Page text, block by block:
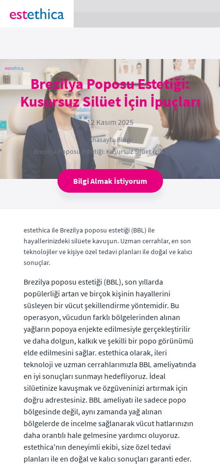
section Service {
Brezilya Poposu Estetiği:
Kusursuz Silüet İçin İpuçları
12 Kasım 2025
Anasayfa›Blog›
Brezilya Poposu Estetiği: Kusursuz Silüet İçin İpuçları
Bilgi Almak İstiyorum
estethica ile Brezilya poposu estetiği (BBL) ile
hayallerinizdeki silüete kavuşun. Uzman cerrahlar, en son
teknolojiler ve kişiye özel tedavi planları ile doğal ve kalıcı
sonuçlar.
Brezilya poposu estetiği (BBL), son yıllarda
popülerliği artan ve birçok kişinin hayallerini
süsleyen bir vücut şekillendirme yöntemidir. Bu
operasyon, vücudun farklı bölgelerinden alınan
yağların popoya enjekte edilmesiyle gerçekleştirilir
ve daha dolgun, kalkık ve şekilli bir popo görünümü
elde edilmesini sağlar. estethica olarak, ileri
teknoloji ve uzman cerrahlarımızla BBL ameliyatında
en iyi sonuçları sunmayı hedefliyoruz. İdeal
silüetinize kavuşmak ve özgüveninizi artırmak için
doğru adrestesiniz. BBL ameliyatı ile sadece popo
bölgesinde değil, aynı zamanda yağ alınan
bölgelerde de incelme sağlanarak vücut hatlarınızın
daha orantılı hale gelmesine yardımcı oluyoruz.
estethica'nın deneyimli ekibi, size özel tedavi
planları ile en doğal ve kalıcı sonuçları garanti eder.